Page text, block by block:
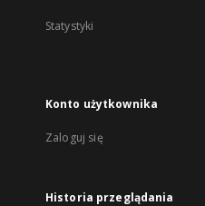
Statystyki
Konto użytkownika
Zaloguj się
Historia przeglądania